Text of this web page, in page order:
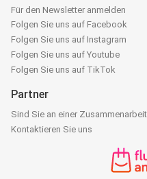
Für den Newsletter anmelden
Folgen Sie uns auf Facebook
Folgen Sie uns auf Instagram
Folgen Sie uns auf Youtube
Folgen Sie uns auf TikTok
Partner
Sind Sie an einer
Kontaktieren Sie uns